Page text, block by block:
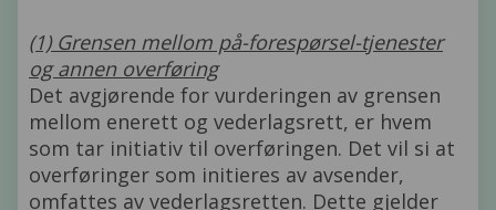
(1) Grensen mellom på-forespørsel-tjenester
og annen overføring
Det avgjørende for vurderingen av grensen
mellom enerett og vederlagsrett, er hvem
som tar initiativ til overføringen. Det vil si at
overføringer som initieres av avsender,
omfattes av vederlagsretten. Dette gjelder